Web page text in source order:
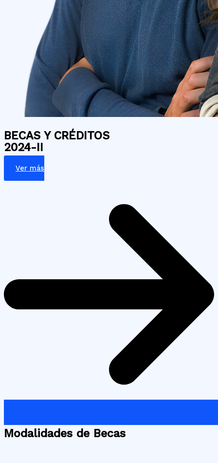
BECAS Y CRÉDITOS
2024-II
Ver más
Modalidades de Becas